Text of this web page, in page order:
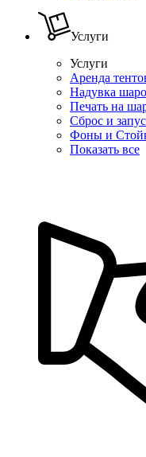
Услуги
Услуги
Аренда
Надувка
Печать на
Сброс и
Фоны и
Показать все